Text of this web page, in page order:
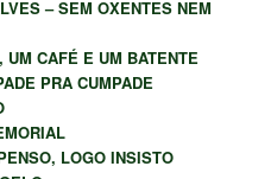
– SEM OXENTES NEM
CAFÉ E UM BATENTE
PRA CUMPADE
LOGO INSISTO